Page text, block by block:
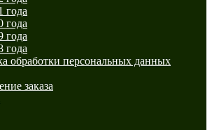
года
года
года
года
обработки персональных данных
заказа